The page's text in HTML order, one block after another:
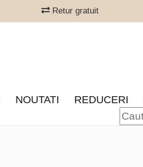
Retur gratuit
NOUTATI REDUCERI